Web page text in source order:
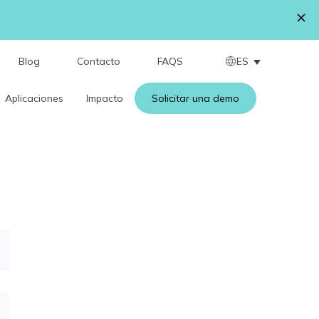
ES
Blog Contacto FAQS
Aplicaciones Impacto Solicitar una demo